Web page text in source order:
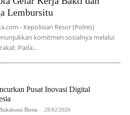
Lembursitu
- Kepolisian Resor (Polres)
komitmen sosialnya melalui
Pada...
Pusat Inovasi Digital
Berita - 28/02/2026